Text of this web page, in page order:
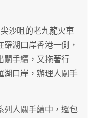
沙咀的老九龍火車
湖口岸香港一側，
關手續，又拖著行
湖口岸，辦理人關手
列人關手續中，還包